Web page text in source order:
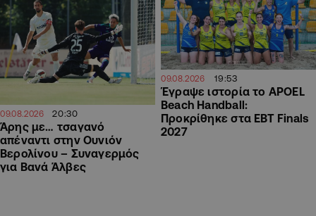
09.08.2026 20:30
Άρης με… τσαγανό
απέναντι στην Ουνιόν
Βερολίνου – Συναγερμός
για Βανά Άλβες
09.08.2026 19:53
Έγραψε ιστορία το APOEL
Beach Handball:
Προκρίθηκε στα EBT Finals
2027